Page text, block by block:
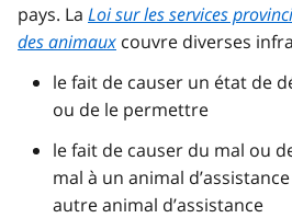
pays. La Loi sur les services
des animaux couvre diverses
le fait de causer un état de
ou de le permettre
le fait de causer du mal ou
mal à un animal
autre animal d’assistance